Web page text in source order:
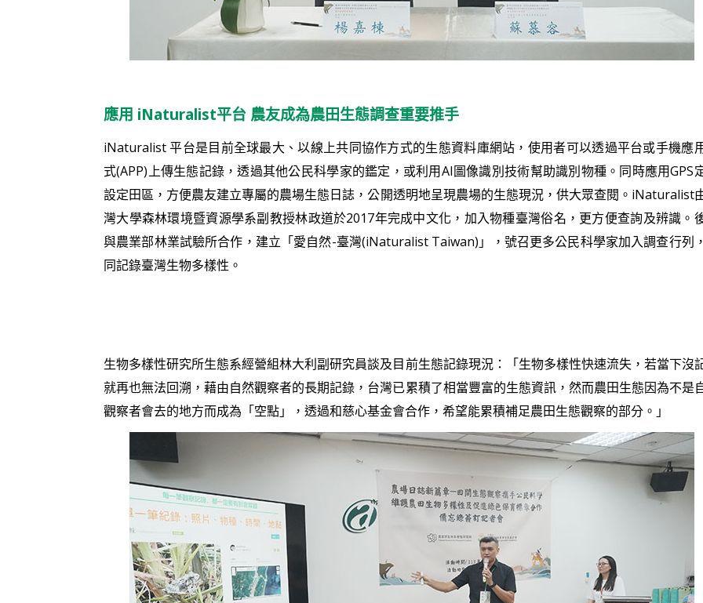
應用 iNaturalist平台 農友成為農田生態調查重要推手
iNaturalist 平台是目前全球最大、以線上共同協作方式的生態資料庫網站，使用者可以透過平台或手機應
式(APP)上傳生態記錄，透過其他公民科學家的鑑定，或利用AI圖像識別技術幫助識別物種。同時應用GPS
設定田區，方便農友建立專屬的農場生態日誌，公開透明地呈現農場的生態現況，供大眾查閱。iNaturalist
灣大學森林環境暨資源學系副教授林政道於2017年完成中文化，加入物種臺灣俗名，更方便查詢及辨識。
與農業部林業試驗所合作，建立「愛自然-臺灣(iNaturalist Taiwan)」，號召更多公民科學家加入調查行列
同記錄臺灣生物多樣性。
生物多樣性研究所生態系經營組林大利副研究員談及目前生態記錄現況：「生物多樣性快速流失，若當下沒
就再也無法回溯，藉由自然觀察者的長期記錄，台灣已累積了相當豐富的生態資訊，然而農田生態因為不是
觀察者會去的地方而成為「空點」，透過和慈心基金會合作，希望能累積補足農田生態觀察的部分。」